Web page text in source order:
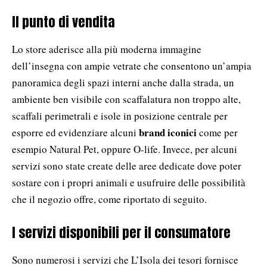
Il punto di vendita
Lo store aderisce alla più moderna immagine
dell’insegna con ampie vetrate che consentono un’ampia
panoramica degli spazi interni anche dalla strada, un
ambiente ben visibile con scaffalatura non troppo alte,
scaffali perimetrali e isole in posizione centrale per
esporre ed evidenziare alcuni brand iconicicome per
esempio Natural Pet, oppure O-life. Invece, per alcuni
servizi sono state create delle aree dedicate dove poter
sostare con i propri animali e usufruire delle possibilità
che il negozio offre, come riportato di seguito.
I servizi disponibili per il consumatore
Sono numerosi i servizi che L’Isola dei tesori fornisce